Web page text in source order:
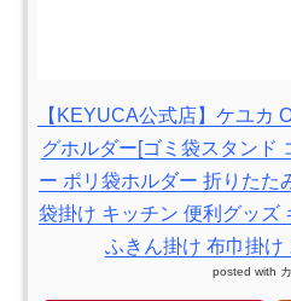
【KEYUCA公式店】ケユカ
グホルダー[ゴミ袋スタンド
ー ポリ袋ホルダー 折りたた
袋掛け キッチン 便利グッズ
ふきん掛け 布巾掛け
posted with